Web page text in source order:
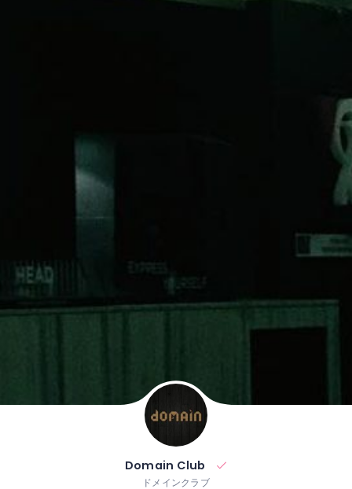
Domain Club
ドメインクラブ